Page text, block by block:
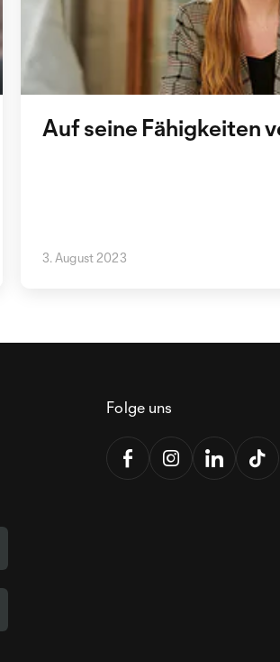
Auf seine Fähigkeiten
3. August 2023
Folge uns